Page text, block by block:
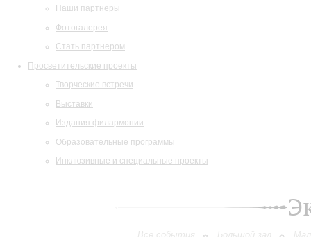
Наши партнеры
Фотогалерея
Стать партнером
Просветительские проекты
Творческие встречи
Выставки
Издания филармонии
Образовательные программы
Инклюзивные и специальные проекты
Все события Большой зал